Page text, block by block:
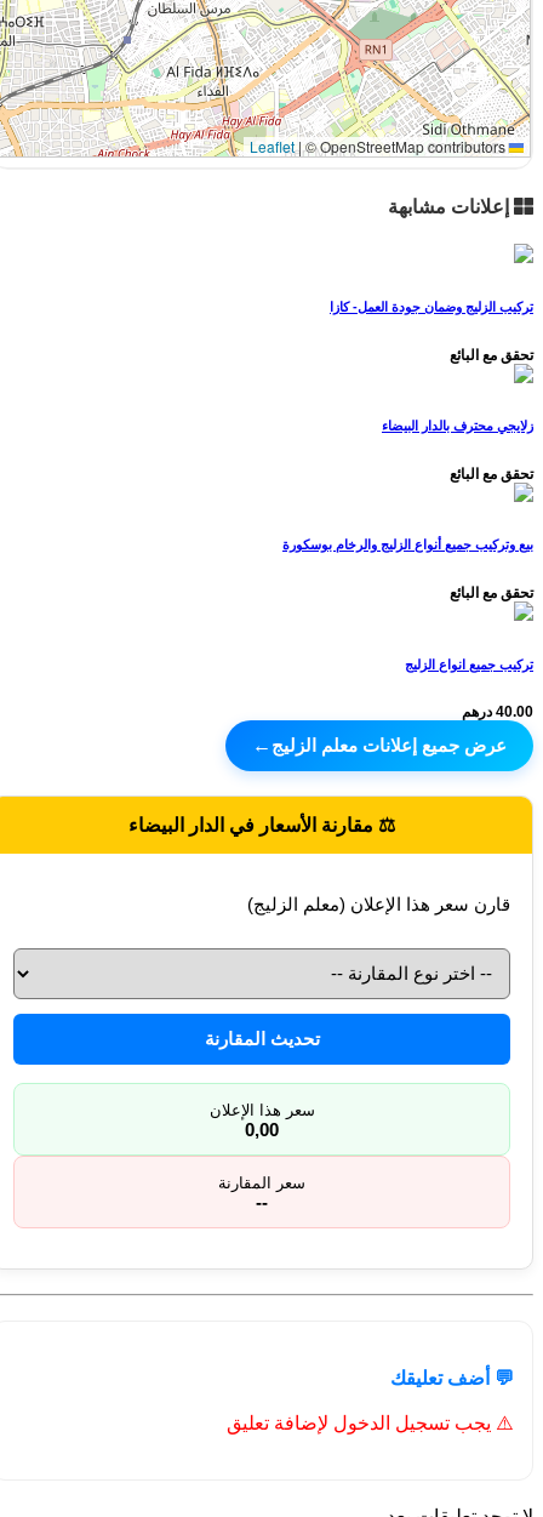
Leaflet
|© OpenStreetMap contributors
إعلانات مشابهة
تركيب الزليج وضمان جودة العمل- كازا
تحقق مع البائع
زلايجي محترف بالدار البيضاء
تحقق مع البائع
بيع وتركيب جميع أنواع الزليج والرخام بوسكورة
تحقق مع البائع
تركيب جميع انواع الزليج
40.00 درهم
عرض جميع إعلانات معلم الزليج ←
⚖️ مقارنة الأسعار في الدار البيضاء
قارن سعر هذا الإعلان (معلم الزليج)
تحديث المقارنة
سعر هذا الإعلان
0,00
سعر المقارنة
--
💬 أضف تعليقك
⚠️ يجب تسجيل الدخول لإضافة تعليق